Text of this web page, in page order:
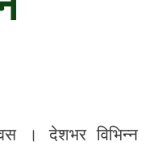
। देशभर विभिन्न